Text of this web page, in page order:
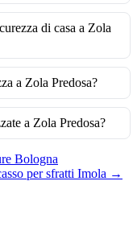
di casa a Zola
a Zola Predosa?
a Zola Predosa?
Bologna
per sfratti Imola →